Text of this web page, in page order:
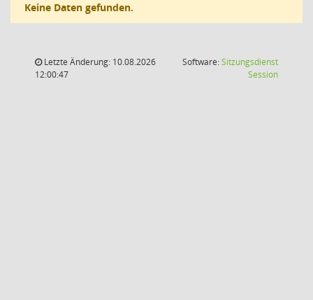
Keine Daten gefunden.
Letzte Änderung: 10.08.2026
12:00:47
Software:Sitzungsdienst
Session(Wird in